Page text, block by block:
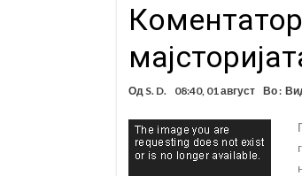
Од S. D. 08:40, 01 август Во :